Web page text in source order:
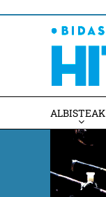
ALBISTEAK